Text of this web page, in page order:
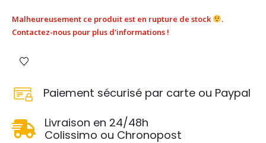
Malheureusement ce produit est en rupture de stock
.
Contactez-nous pour plus d'informations !
Paiement sécurisé par carte ou Paypal
Livraison en 24/48h
Colissimo ou Chronopost